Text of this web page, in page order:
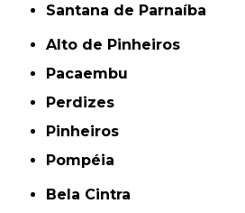
Santana de Parnaíba
Alto de Pinheiros
Pacaembu
Perdizes
Pinheiros
Pompéia
Bela Cintra